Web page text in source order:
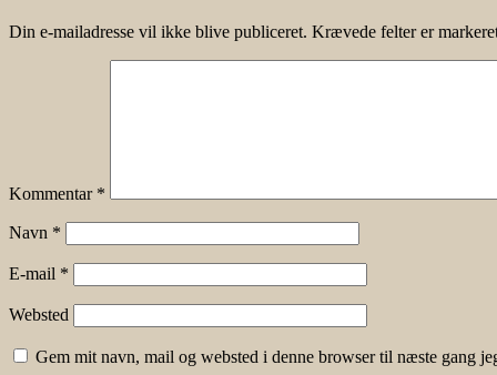
Din e-mailadresse vil ikke blive publiceret. Krævede felter er
Kommentar *
Navn *
E-mail *
Websted
Gem mit navn, mail og websted i denne browser til næste gang